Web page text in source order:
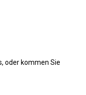
oder kommen Sie